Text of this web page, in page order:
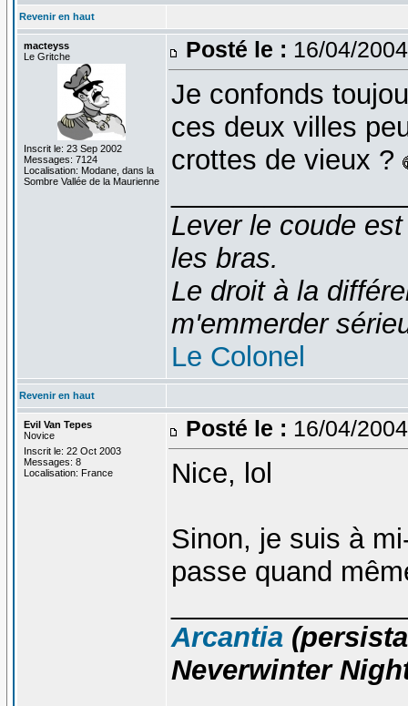
Revenir en haut
macteyss
Le Gritche
Inscrit le: 23 Sep 2002
Messages: 7124
Localisation: Modane, dans la
Sombre Vallée de la Maurienne
Posté le : 16/04/
Je confonds
ces deux villes
crottes de vieux ?
Lever le coude
les bras.
Le droit à la
m'emmerder
Le Colonel
Revenir en haut
Evil Van Tepes
Novice
Inscrit le: 22 Oct 2003
Messages: 8
Localisation: France
Posté le : 16/04/
Nice, lol
Sinon, je suis à
passe quand
Arcantia
Neverwinter